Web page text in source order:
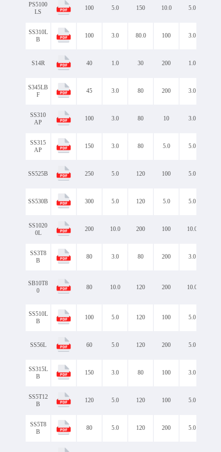
1.7
见规格书
Temperature（TJ）℃
175
见规格书
Package
DO-27/DO-201AD
PS-277B
SOD-123FL
TO-247-3L
TO-262-3L
PS5100
LS
100 5.0 150 10.0 5.0
SS310L
B
100 3.0 80.0 100 3.0
S14R 40 1.0 30 200 1.0
S345LB
F
45 3.0 80 200 3.0
SS310
AP
100 3.0 80 10 3.0
SS315
AP
150 3.0 80 5.0 5.0
SS525B 250 5.0 120 100 5.0
SS530B 300 5.0 120 5.0 5.0
SS1020
0L
200 10.0 200 100 10.0
SS3T8
B
80 3.0 80 200 3.0
SB10T8
0
80 10.0 120 200 10.0
SS510L
B
100 5.0 120 100 5.0
SS56L 60 5.0 120 200 5.0
SS315L
B
150 3.0 80 100 3.0
SS5T12
B
120 5.0 120 100 5.0
SS5T8
B
80 5.0 120 200 5.0